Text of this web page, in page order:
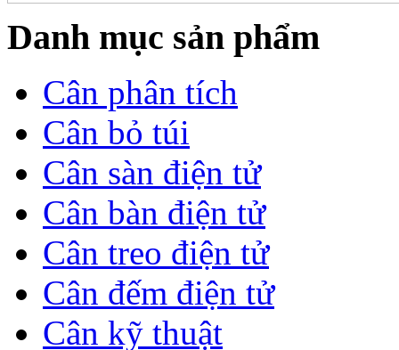
Danh mục sản phẩm
Cân phân tích
Cân bỏ túi
Cân sàn điện tử
Cân bàn điện tử
Cân treo điện tử
Cân đếm điện tử
Cân kỹ thuật